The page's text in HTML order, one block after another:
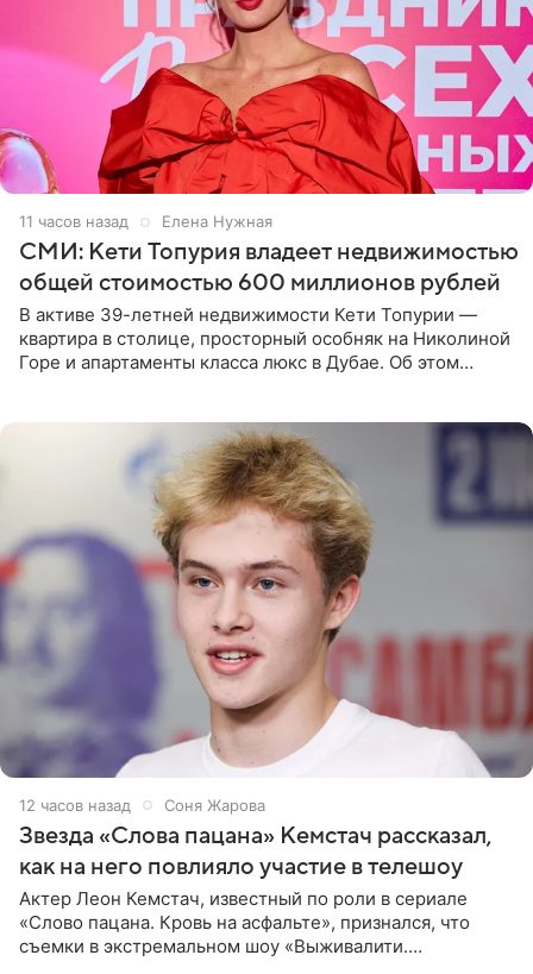
11 часов назад Елена Нужная
СМИ: Кети Топурия владеет недвижимостью
общей стоимостью 600 миллионов рублей
В активе 39-летней недвижимости Кети Топурии —
квартира в столице, просторный особняк на Николиной
Горе и апартаменты класса люкс в Дубае. Об этом
12 часов назад Соня Жарова
Звезда «Слова пацана» Кемстач рассказал,
как на него повлияло участие в телешоу
Актер Леон Кемстач, известный по роли в сериале
«Слово пацана. Кровь на асфальте», признался, что
съемки в экстремальном шоу «Выживалити.